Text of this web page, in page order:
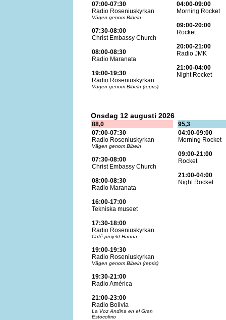
07:00-07:30
Radio Roseniuskyrkan
Vägen genom Bibeln
07:30-08:00
Christ Embassy Church
08:00-08:30
Radio Maranata
19:00-19:30
Radio Roseniuskyrkan
Vägen genom Bibeln (repris)
04:00-09:00
Morning Rocket
09:00-20:00
Rocket
20:00-21:00
Radio JMK
21:00-04:00
Night Rocket
Onsdag 12 augusti 2026
88,0
95,3
07:00-07:30
Radio Roseniuskyrkan
Vägen genom Bibeln
07:30-08:00
Christ Embassy Church
08:00-08:30
Radio Maranata
16:00-17:00
Tekniska museet
17:30-18:00
Radio Roseniuskyrkan
Café projekt Hanna
19:00-19:30
Radio Roseniuskyrkan
Vägen genom Bibeln (repris)
19:30-21:00
Radio América
21:00-23:00
Radio Bolivia
La Voz Andina en el Gran
Estocolmo
04:00-09:00
Morning Rocket
09:00-21:00
Rocket
21:00-04:00
Night Rocket